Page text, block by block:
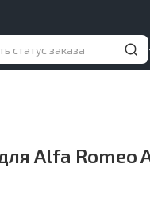
Alfa Romeo